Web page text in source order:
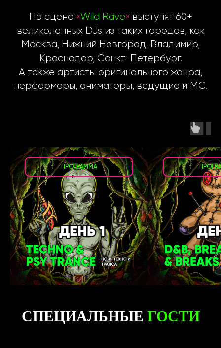
На сцене «Wild Rave» выступят 60+
великолепных DJs из таких городов, как
Москва, Нижний Новгород, Владимир,
Краснодар, Санкт-Петербург.
А также артисты оригинального жанра,
перформеры, аниматоры, ведущие и МС.
ПРОГРАММА
СПЕЦИАЛЬНЫЕ ГОСТИ